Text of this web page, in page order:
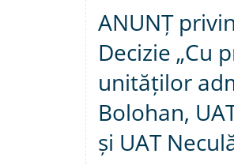
ANUNȚ
Decizie „Cu
unităților
Bolohan,
și UAT